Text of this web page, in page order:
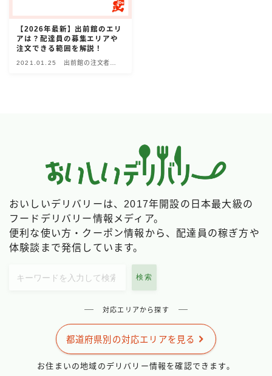
【2026年最新】出前館のエリ
アは？配達員の募集エリアや
注文できる範囲を解説！
2021.01.25
出前館の注文者向
おいしいデリバリーは、2017年開設の日本最大級の
フードデリバリー情報メディア。
便利な使い方・クーポン情報から、配達員の稼ぎ方や
体験談まで発信しています。
検索
対応エリアから探す
都道府県別の対応エリアを見る
お住まいの地域のデリバリー情報を確認できます。